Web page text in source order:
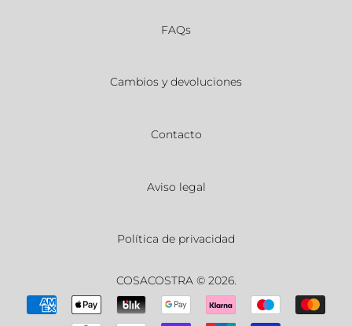
FAQs
Cambios y devoluciones
Contacto
Aviso legal
Política de privacidad
COSACOSTRA© 2026.
Métodos
de